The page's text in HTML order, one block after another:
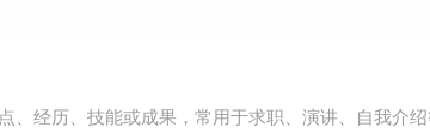
、经历、技能或成果，常用于求职、演讲、自我介